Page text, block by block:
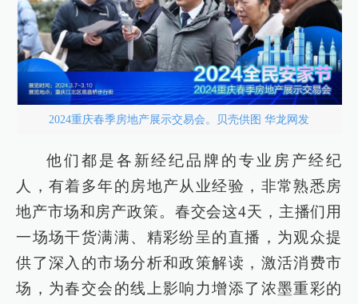
2024重庆春季房地产展示交易会。贝壳供图 华龙网发
他们都是各新经纪品牌的专业房产经纪
人，有着多年的房地产从业经验，非常熟悉房
地产市场和房产政策。春交会这4天，主播们用
一场场干货满满、精彩纷呈的直播，为观众提
供了深入的市场分析和政策解读，激活消费市
场，为春交会的线上影响力增添了浓墨重彩的